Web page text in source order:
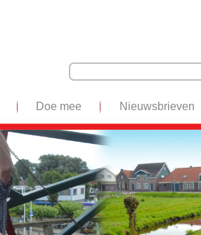
Doe mee Nieuwsbrieven